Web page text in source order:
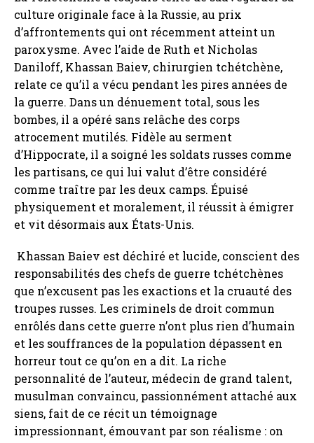
culture originale face à la Russie, au prix
d’affrontements qui ont récemment atteint un
paroxysme. Avec l’aide de Ruth et Nicholas
Daniloff, Khassan Baiev, chirurgien tchétchène,
relate ce qu’il a vécu pendant les pires années de
la guerre. Dans un dénuement total, sous les
bombes, il a opéré sans relâche des corps
atrocement mutilés. Fidèle au serment
d’Hippocrate, il a soigné les soldats russes comme
les partisans, ce qui lui valut d’être considéré
comme traître par les deux camps. Épuisé
physiquement et moralement, il réussit à émigrer
et vit désormais aux États-Unis.
Khassan Baiev est déchiré et lucide, conscient des
responsabilités des chefs de guerre tchétchènes
que n’excusent pas les exactions et la cruauté des
troupes russes. Les criminels de droit commun
enrôlés dans cette guerre n’ont plus rien d’humain
et les souffrances de la population dépassent en
horreur tout ce qu’on en a dit. La riche
personnalité de l’auteur, médecin de grand talent,
musulman convaincu, passionnément attaché aux
siens, fait de ce récit un témoignage
impressionnant, émouvant par son réalisme : on